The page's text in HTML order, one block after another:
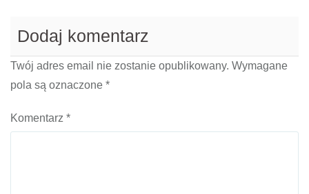
Dodaj komentarz
Twój adres email nie zostanie opublikowany. Wymagane
pola są oznaczone *
Komentarz *